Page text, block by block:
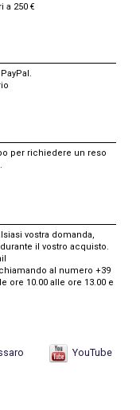
a 250 €
per richiedere un reso
vostra domanda,
il vostro acquisto.
al numero +39
ore 10.00 alle ore 13.00 e
YouTube